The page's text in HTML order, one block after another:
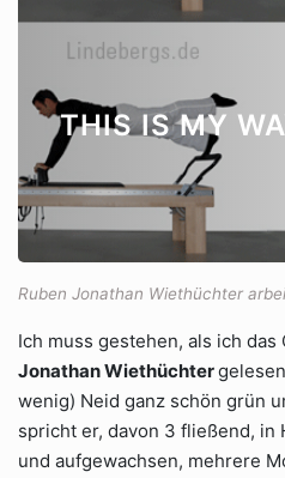
THIS IS MY
Ruben Jonathan Wiethüchter
Ich muss gestehen, als ich
Jonathan Wiethüchter
wenig) Neid ganz schön grün
spricht er, davon 3 fließend, in
und aufgewachsen, mehrere